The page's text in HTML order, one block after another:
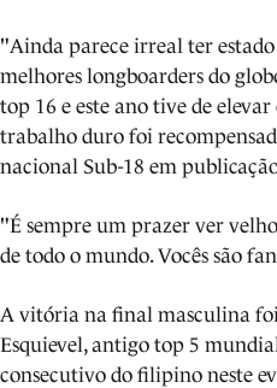
"Ainda parece irreal ter
melhores longboarders do
top 16 e este ano tive de
trabalho duro foi
nacional Sub-18 em
"É sempre um prazer ver
de todo o mundo. Vocês são
A vitória na final masculina
Esquievel, antigo top 5
consecutivo do filipino neste